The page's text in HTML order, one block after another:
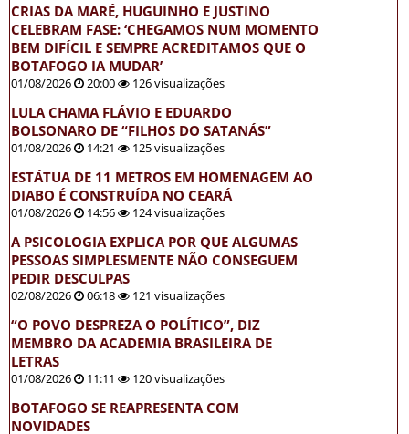
CRIAS DA MARÉ, HUGUINHO E JUSTINO
CELEBRAM FASE: ‘CHEGAMOS NUM MOMENTO
BEM DIFÍCIL E SEMPRE ACREDITAMOS QUE O
BOTAFOGO IA MUDAR’
01/08/2026 20:00 126 visualizações
LULA CHAMA FLÁVIO E EDUARDO
BOLSONARO DE “FILHOS DO SATANÁS”
01/08/2026 14:21 125 visualizações
ESTÁTUA DE 11 METROS EM HOMENAGEM AO
DIABO É CONSTRUÍDA NO CEARÁ
01/08/2026 14:56 124 visualizações
A PSICOLOGIA EXPLICA POR QUE ALGUMAS
PESSOAS SIMPLESMENTE NÃO CONSEGUEM
PEDIR DESCULPAS
02/08/2026 06:18 121 visualizações
“O POVO DESPREZA O POLÍTICO”, DIZ
MEMBRO DA ACADEMIA BRASILEIRA DE
LETRAS
01/08/2026 11:11 120 visualizações
BOTAFOGO SE REAPRESENTA COM
NOVIDADES